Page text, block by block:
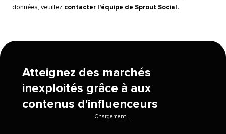
données, veuillez contacter l'équipe de Sprout Social.​​
Atteignez des marchés
inexploités grâce à aux
contenus d'influenceurs​​
Chargement...​​